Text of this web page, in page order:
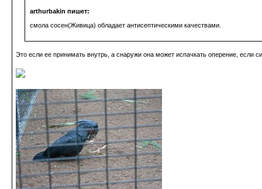
arthurbakin пишет:
смола сосен(Живица) обладает антисептическими качествами.
Это если ее принимать внутрь, а снаружи она может испачкать оперение, если